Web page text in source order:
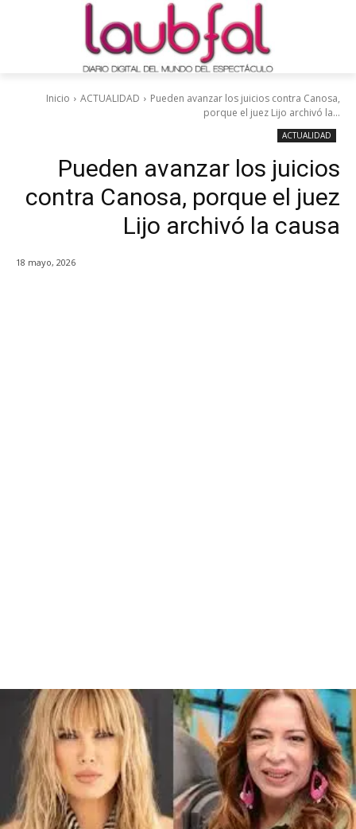
Inicio ACTUALIDAD
Pueden avanzar los juicios contra Canosa,
porque el juez Lijo archivó la...
ACTUALIDAD
Pueden avanzar los juicios
contra Canosa, porque el juez
Lijo archivó la causa
18 mayo, 2026